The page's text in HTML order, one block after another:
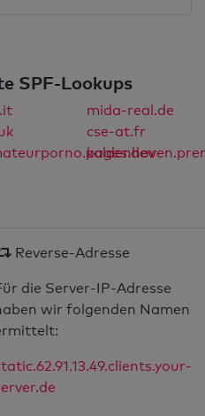
SPF-Lookups
mida-real.de
cse-at.fr
Reverse-Adresse
die Server-IP-Adresse
wir folgenden Namen